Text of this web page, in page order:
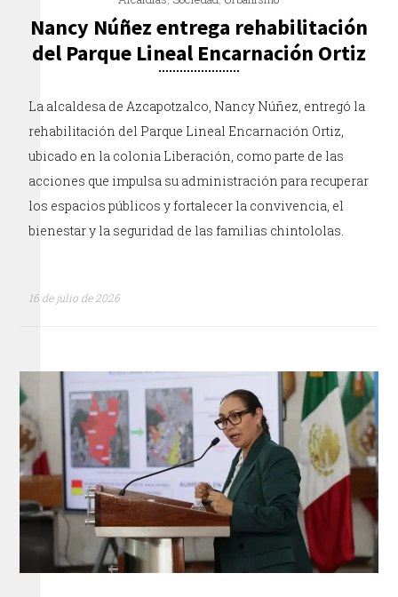
Nancy Núñez entrega rehabilitación
del Parque Lineal Encarnación Ortiz
La alcaldesa de Azcapotzalco, Nancy Núñez, entregó la
rehabilitación del Parque Lineal Encarnación Ortiz,
ubicado en la colonia Liberación, como parte de las
acciones que impulsa su administración para recuperar
los espacios públicos y fortalecer la convivencia, el
bienestar y la seguridad de las familias chintololas.
16 de julio de 2026